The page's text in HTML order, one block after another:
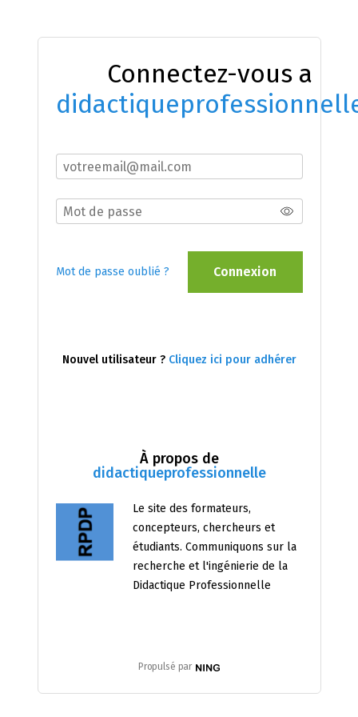
À propos de
didactiqueprofessionnelle
Le site des formateurs,
concepteurs, chercheurs et
étudiants. Communiquons sur la
recherche et l'ingénierie de la
Didactique Professionnelle
Propulsé par
Connectez-vous a
Mot de passe oublié ? Connexion
Nouvel utilisateur ? Cliquez ici pour adhérer